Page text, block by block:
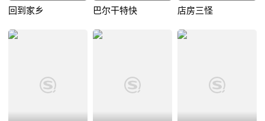
回到家乡 巴尔干特快 店房三怪